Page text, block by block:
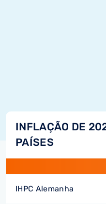
INFLAÇÃO DE
PAÍSES
IHPC Alemanha